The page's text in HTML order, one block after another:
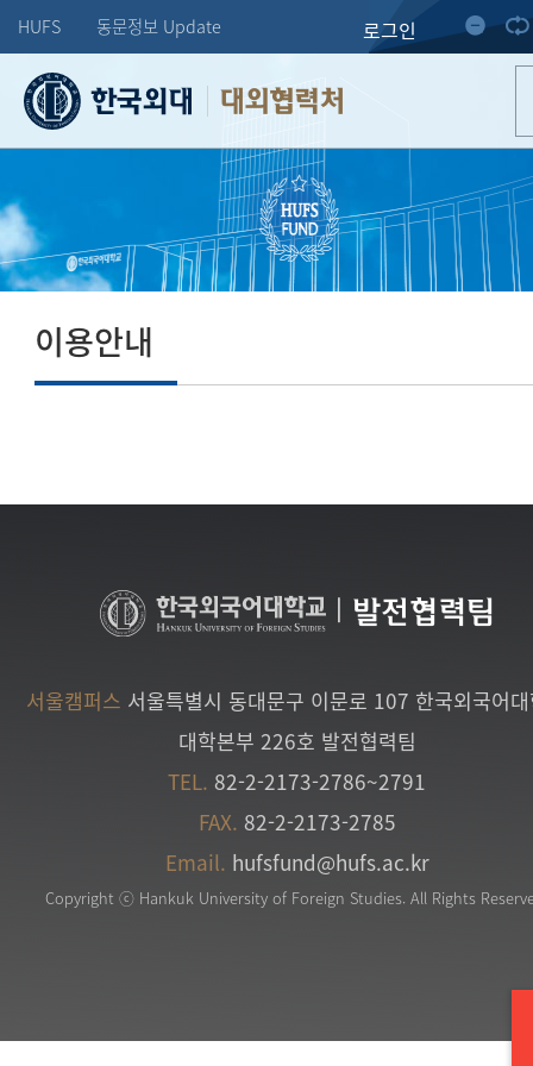
HUFS 동문정보 Update 로그인
대외협력처
이용안내
발전협력팀
서울캠퍼스 서울특별시 동대문구 이문로 107 한국외국어
대학본부 226호 발전협력팀
TEL. 82-2-2173-2786~2791
FAX. 82-2-2173-2785
Email. hufsfund@hufs.ac.kr
Copyright ⓒ Hankuk University of Foreign Studies. All Rights